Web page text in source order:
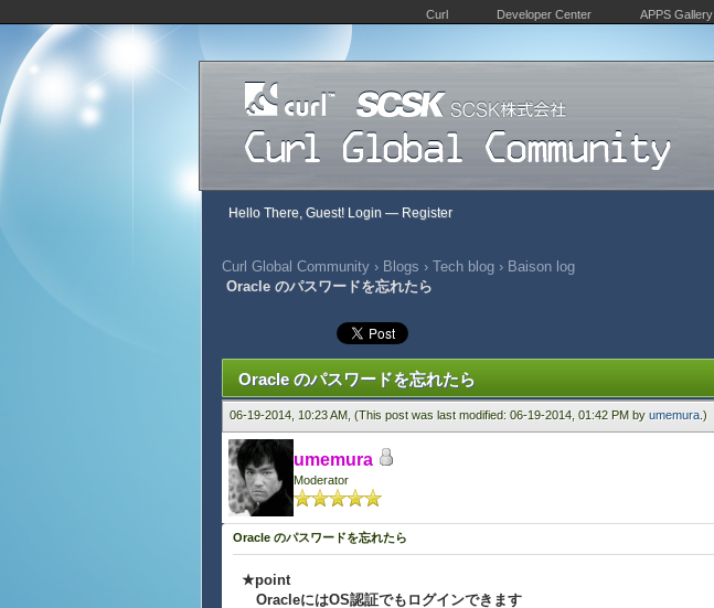
Curl Developer Center APPS Gallery
Hello There, Guest! Login — Register
Curl Global Community › Blogs › Tech blog › Baison log
Oracle のパスワードを忘れたら
Oracle のパスワードを忘れたら
06-19-2014, 10:23 AM, (This post was last modified: 06-19-2014, 01:42 PM by umemura .)
umemura
Moderator
Oracle のパスワードを忘れたら
★point
OracleにはOS認証でもログインできます